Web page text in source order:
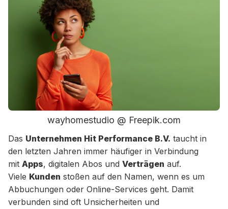
wayhomestudio @ Freepik.com
Das Unternehmen Hit Performance B.V. taucht in
den letzten Jahren immer häufiger in Verbindung
mit Apps, digitalen Abos und Verträgen auf.
Viele Kunden stoßen auf den Namen, wenn es um
Abbuchungen oder Online-Services geht. Damit
verbunden sind oft Unsicherheiten und